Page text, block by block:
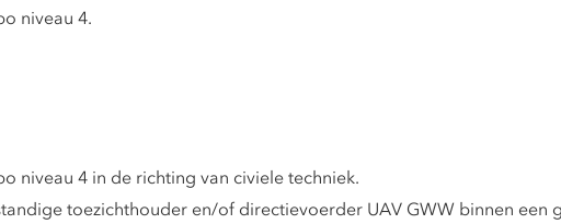
niveau 4.
niveau 4 in de richting van civiele techniek.
toezichthouder en/of directievoerder UAV GWW binnen een